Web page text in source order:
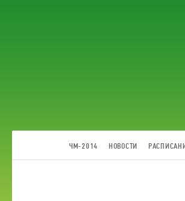
ЧМ-2014 НОВОСТИ